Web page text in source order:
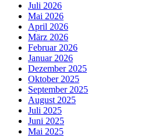
Juli 2026
Mai 2026
April 2026
März 2026
Februar 2026
Januar 2026
Dezember 2025
Oktober 2025
September 2025
August 2025
Juli 2025
Juni 2025
Mai 2025